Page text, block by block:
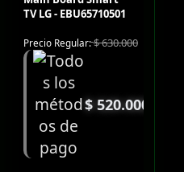
TV LG - EBU65710501
Precio Regular:$630.000
$520.000